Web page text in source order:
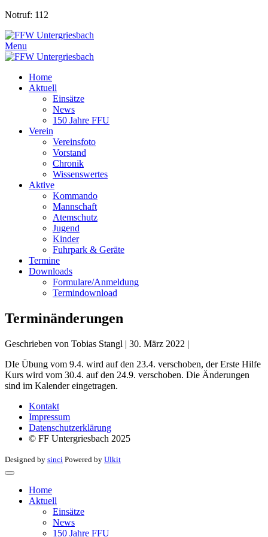
Notruf: 112
Menu
Home
Aktuell
Einsätze
News
150 Jahre FFU
Verein
Vereinsfoto
Vorstand
Chronik
Wissenswertes
Aktive
Kommando
Mannschaft
Atemschutz
Jugend
Kinder
Fuhrpark & Geräte
Termine
Downloads
Formulare/Anmeldung
Termindownload
Terminänderungen
Geschrieben von Tobias Stangl | 30. März 2022 |
DIe Übung vom 9.4. wird auf den 23.4. verschoben, der Erste Hilfe
Kurs wird vom 30.4. auf den 24.9. verschoben. Die Änderungen
sind im Kalender eingetragen.
Kontakt
Impressum
Datenschutzerklärung
© FF Untergriesbach 2025
Designed by sinci Powered by Ulkit
Home
Aktuell
Einsätze
News
150 Jahre FFU